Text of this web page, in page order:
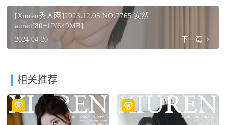
[Xiuren秀人网]2023.12.05 NO.7765 安然
anran[80+1P/649MB]
2024-04-20 下一篇
相关推荐